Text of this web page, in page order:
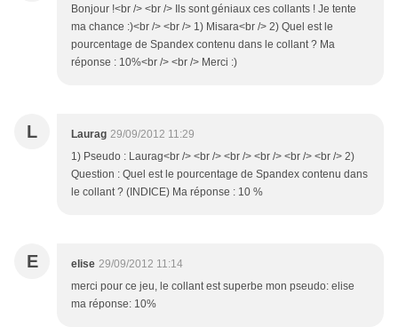
Bonjour !<br /> <br /> Ils sont géniaux ces collants ! Je tente
ma chance :)<br /> <br /> 1) Misara<br /> 2) Quel est le
pourcentage de Spandex contenu dans le collant ? Ma
réponse : 10%<br /> <br /> Merci :)
L Laurag 29/09/2012 11:29
1) Pseudo : Laurag<br /> <br /> <br /> <br /> <br /> <br /> 2)
Question : Quel est le pourcentage de Spandex contenu dans
le collant ? (INDICE) Ma réponse : 10 %
E elise 29/09/2012 11:14
merci pour ce jeu, le collant est superbe mon pseudo: elise
ma réponse: 10%